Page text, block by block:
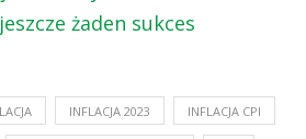
żaden sukces
INFLACJA 2023 INFLACJA CPI